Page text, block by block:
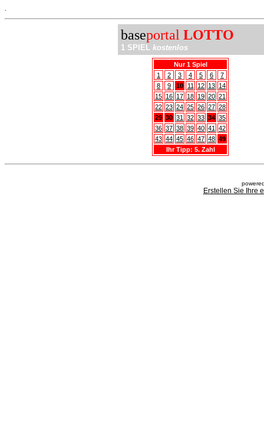
baseportal LOTTO
1 SPIEL kostenlos
Nur 1 Spiel
1
2 3 4 5 6
7
8
9 10 11 12 13 14
15 16 17 18 19 20 21
22 23 24 25 26 27 28
29 30 31 32 33 34 35
36 37 38 39 40 41
42
43 44 45 46 47 48 49
Ihr Tipp: 5. Zahl
Erstellen Sie Ihre